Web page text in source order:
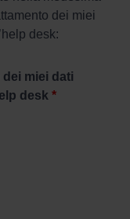
e-mail e il
il suo
la città, il
vitae in
dei miei
help desk:
miei dati
desk *